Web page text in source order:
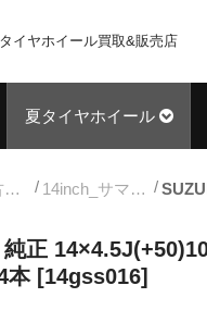
イヤホイール買取&販売店
夏タイヤホイール
サマー中古タイヤホイール 14inch_サマー中古タイヤホイール
正
本 [14gss016]